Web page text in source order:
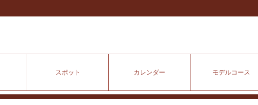
スポット カレンダー モデルコース